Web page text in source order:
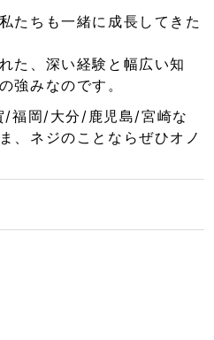
たちも一緒に成長してきた
た、深い経験と幅広い知
強みなのです。
/福岡/大分/鹿児島/宮崎な
、ネジのことならぜひオノ